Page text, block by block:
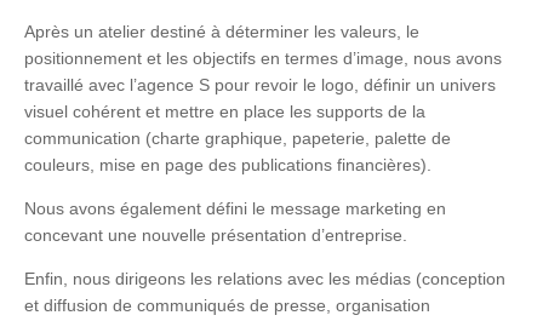
Après un atelier destiné à déterminer les valeurs, le
positionnement et les objectifs en termes d’image, nous avons
travaillé avec l’agence S pour revoir le logo, définir un univers
visuel cohérent et mettre en place les supports de la
communication (charte graphique, papeterie, palette de
couleurs, mise en page des publications financières).
Nous avons également défini le message marketing en
concevant une nouvelle présentation d’entreprise.
Enfin, nous dirigeons les relations avec les médias (conception
et diffusion de communiqués de presse, organisation